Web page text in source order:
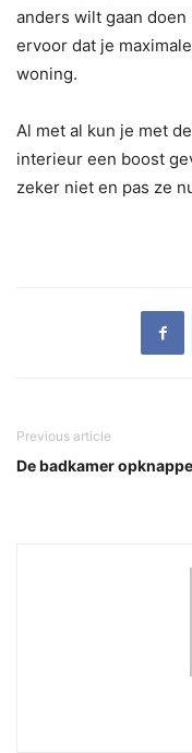
anders wilt gaan
ervoor dat je
woning.
Al met al kun je met
interieur een boost
zeker niet en pas ze
Previous article
De badkamer